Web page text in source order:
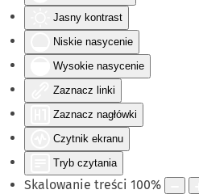
Jasny kontrast
Niskie nasycenie
Wysokie nasycenie
Zaznacz linki
Zaznacz nagłówki
Czytnik ekranu
Tryb czytania
Skalowanie treści 100%